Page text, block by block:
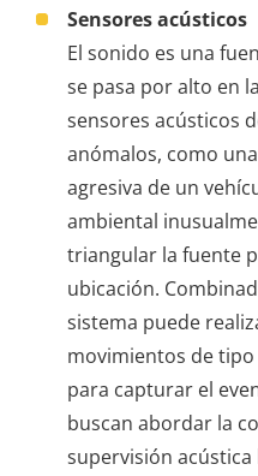
Sensores acústicos
El sonido es una
se pasa por alto en
sensores acústicos
anómalos, como
agresiva de un
ambiental
triangular la fuente
ubicación.
sistema puede
movimientos de
para capturar el
buscan abordar la
supervisión